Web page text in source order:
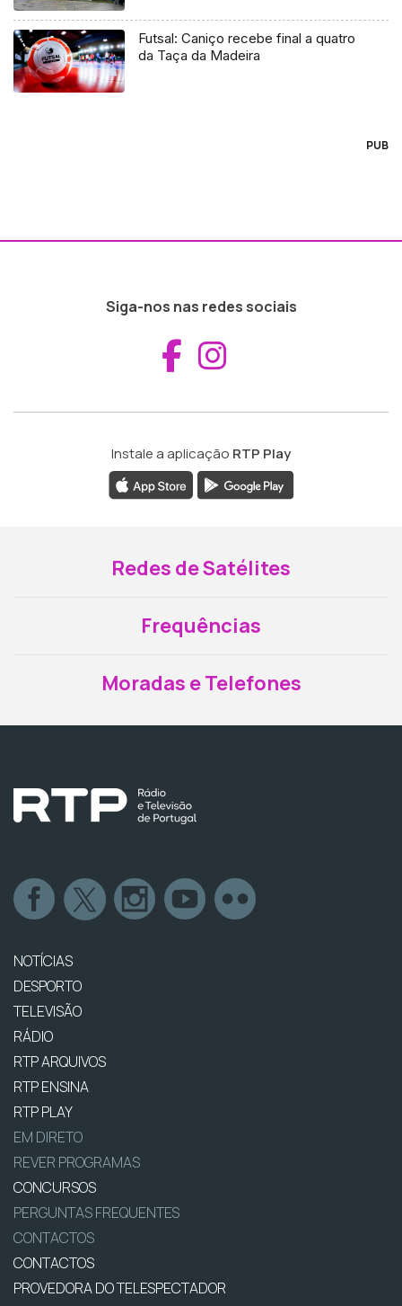
Futsal: Caniço recebe final a quatro
da Taça da Madeira
PUB
Siga-nos nas redes sociais
Aceder ao
Instale a aplicação RTP Play
Redes de Satélites
Frequências
Moradas e Telefones
NOTÍCIAS
DESPORTO
TELEVISÃO
RÁDIO
RTP ARQUIVOS
RTP ENSINA
RTP PLAY
EM DIRETO
REVER PROGRAMAS
CONCURSOS
PERGUNTAS FREQUENTES
CONTACTOS
CONTACTOS
PROVEDORA DO TELESPECTADOR